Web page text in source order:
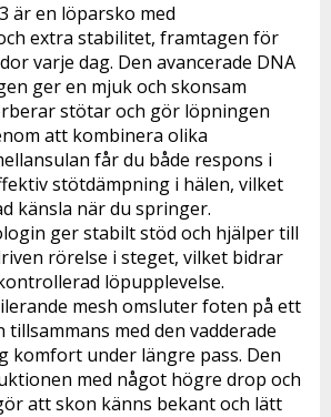
är en löparsko med
extra stabilitet, framtagen för
varje dag. Den avancerade DNA
ger en mjuk och skonsam
stötar och gör löpningen
att kombinera olika
får du både respons i
stötdämpning i hälen, vilket
känsla när du springer.
ger stabilt stöd och hjälper till
rörelse i steget, vilket bidrar
löpupplevelse.
mesh omsluter foten på ett
med den vadderade
komfort under längre pass. Den
med något högre drop och
att skon känns bekant och lätt